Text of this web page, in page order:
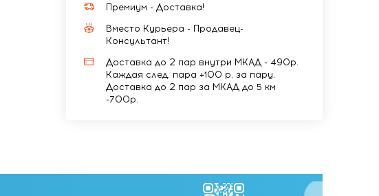
Премиум - Доставка!
Вместо Курьера - Продавец-
Консультант!
Доставка до 2 пар внутри МКАД - 490р.
Каждая след. пара +100 р. за пару.
Доставка до 2 пар за МКАД до 5 км
-700р.